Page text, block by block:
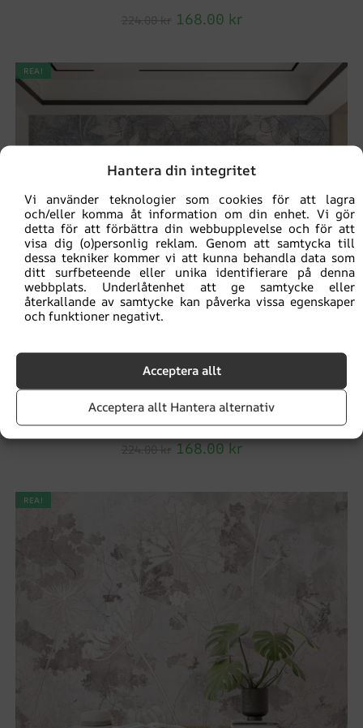
Hantera din integritet
Vi använder teknologier som cookies för att lagra
och/eller komma åt information om din enhet. Vi gör
detta för att förbättra din webbupplevelse och för att
visa dig (o)personlig reklam. Genom att samtycka till
dessa tekniker kommer vi att kunna behandla data som
ditt surfbeteende eller unika identifierare på denna
webbplats. Underlåtenhet att ge samtycke eller
återkallande av samtycke kan påverka vissa egenskaper
och funktioner negativt.
Acceptera allt
Acceptera allt Hantera alternativ
168.00 kr
REA!
Fototapet Blommor i grått
224.00kr 168.00 kr
REA!